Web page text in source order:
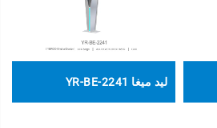
ليد ميغا YR-BE-2241